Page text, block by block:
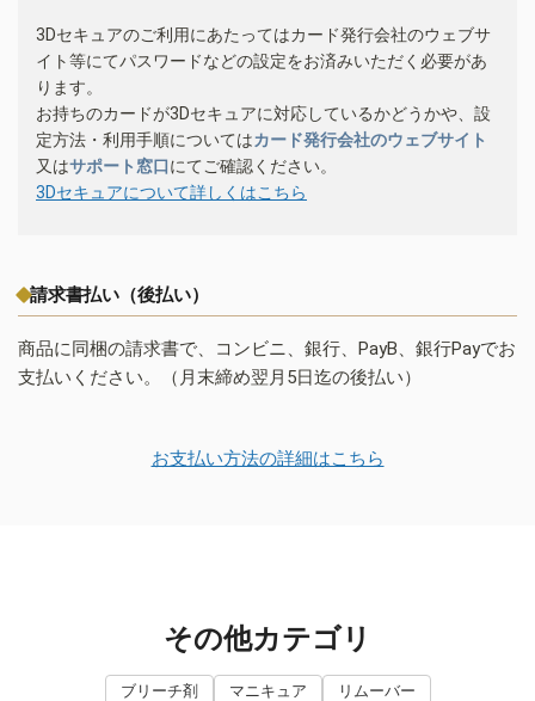
3Dセキュアのご利用にあたってはカード発行会社のウェブサ
イト等にてパスワードなどの設定をお済みいただく必要があ
ります。
お持ちのカードが3Dセキュアに対応しているかどうかや、設
定方法・利用手順についてはカード発行会社のウェブサイト
又はサポート窓口にてご確認ください。
3Dセキュアについて詳しくはこちら
請求書払い（後払い）
商品に同梱の請求書で、コンビニ、銀行、PayB、銀行Payでお
支払いください。（月末締め翌月5日迄の後払い）
お支払い方法の詳細はこちら
その他カテゴリ
ブリーチ剤 マニキュア
リムーバー